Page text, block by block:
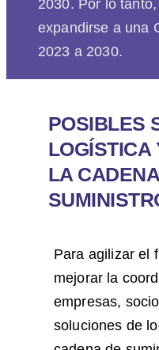
2030. Por lo
expandirse a una
2023 a 2030.
POSIBLES
LOGÍSTICA
LA
Para agilizar el
mejorar la
empresas,
soluciones de